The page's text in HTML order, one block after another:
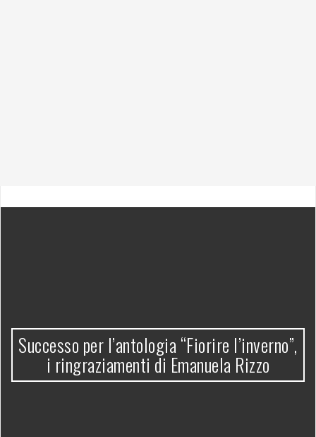
Successo per l’antologia “Fiorire l’inverno”,
i ringraziamenti di Emanuela Rizzo